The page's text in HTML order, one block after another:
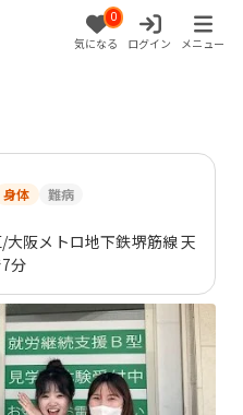
0
気になる ログイン メニュー
身体 難病
/大阪メトロ地下鉄堺筋線 天
分